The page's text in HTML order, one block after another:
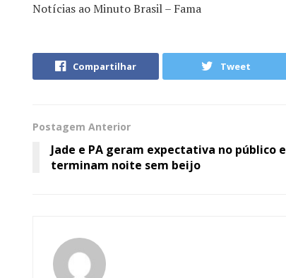
Notícias ao Minuto Brasil – Fama
Compartilhar Tweet
Postagem Anterior
Jade e PA geram expectativa no público e
terminam noite sem beijo